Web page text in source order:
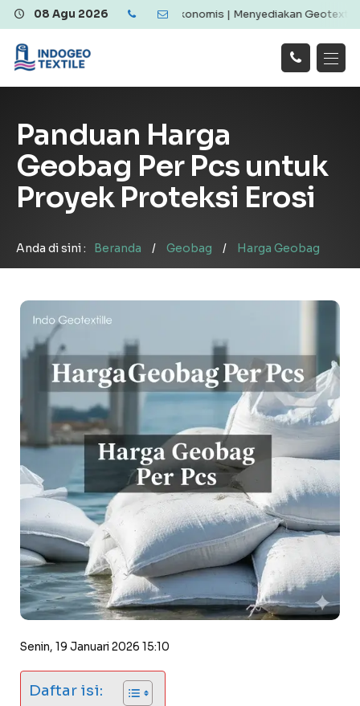
08 Agu 2026
Berkualitas dan Ekonomis | Menyediakan Geotextile Woven
Tentang Kami
Layanan
Hubungi
Panduan Harga
Geobag Per Pcs untuk
Proyek Proteksi Erosi
Anda di sini : Beranda / Geobag / Harga Geobag
Senin, 19 Januari 2026 15:10
Daftar isi: